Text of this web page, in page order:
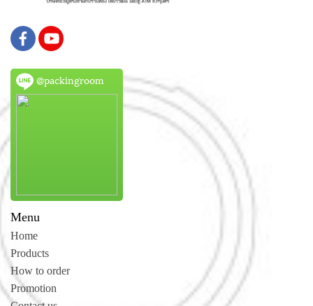
@packingroom
Menu
Home
Products
How to order
Promotion